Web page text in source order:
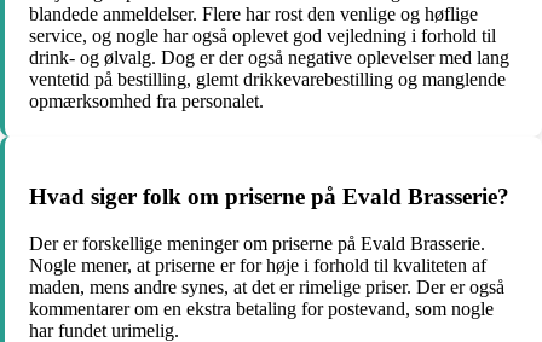
blandede anmeldelser. Flere har rost den venlige og høflige
service, og nogle har også oplevet god vejledning i forhold til
drink- og ølvalg. Dog er der også negative oplevelser med lang
ventetid på bestilling, glemt drikkevarebestilling og manglende
opmærksomhed fra personalet.
Hvad siger folk om priserne på Evald Brasserie?
Der er forskellige meninger om priserne på Evald Brasserie.
Nogle mener, at priserne er for høje i forhold til kvaliteten af
maden, mens andre synes, at det er rimelige priser. Der er også
kommentarer om en ekstra betaling for postevand, som nogle
har fundet urimelig.